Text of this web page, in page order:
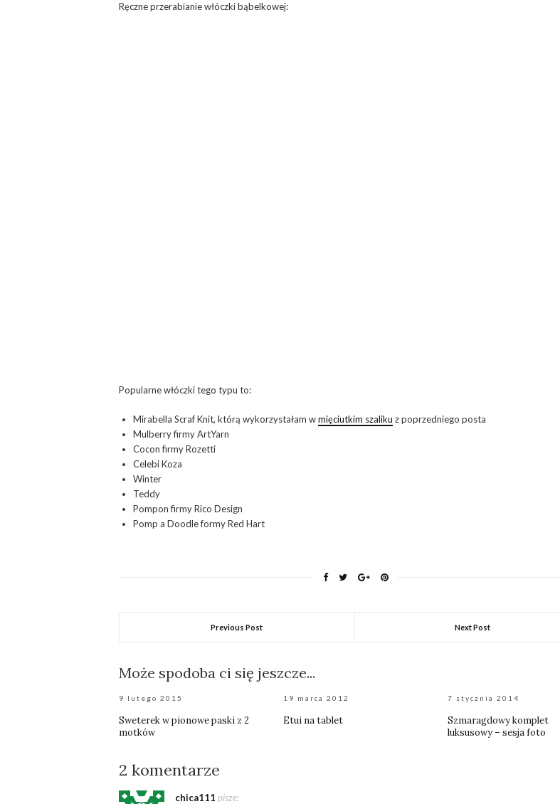
Ręczne przerabianie włóczki bąbelkowej:
Popularne włóczki tego typu to:
Mirabella Scraf Knit, którą wykorzystałam wmięciutkim szaliku z poprzedniego posta
Mulberry firmy ArtYarn
Cocon firmy Rozetti
Celebi Koza
Winter
Teddy
Pompon firmy Rico Design
Pomp a Doodle formy Red Hart
Previous Post Next Post
Może spodoba ci się jeszcze...
9 lutego 2015
Sweterek w pionowe paski z 2
motków
19 marca 2012
Etui na tablet
7 stycznia 2014
Szmaragdowy komplet
luksusowy – sesja foto
2 komentarze
chica111 pisze: